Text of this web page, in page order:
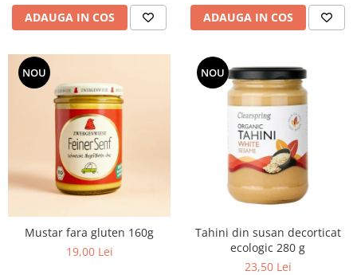
ADAUGA IN COS ADAUGA IN COS
NOU
Mustar fara gluten 160g
19,00 Lei
NOU
Tahini din susan decorticat
ecologic 280 g
23,50 Lei